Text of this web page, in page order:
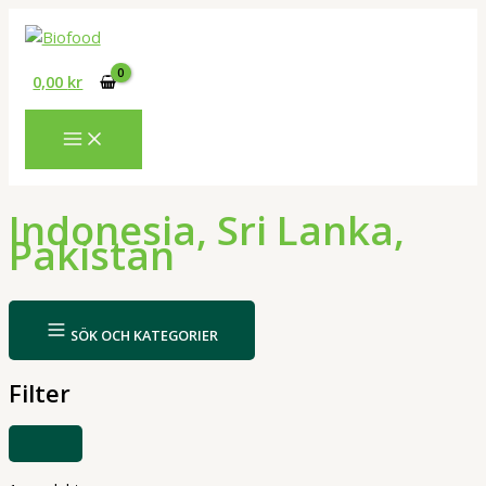
Hoppa
0,00 kr
Indonesia, Sri Lanka,
Pakistan
SÖK OCH KATEGORIER
Filter
ELLER